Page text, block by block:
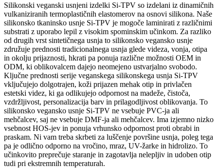
Silikonski veganski usnjeni izdelki Si-TPV so izdelani iz dinamičnih
vulkaniziranih termoplastičnih elastomerov na osnovi silikona. Naše
silikonsko tkaninsko usnje Si-TPV je mogoče laminirati z različnimi
substrati z uporabo lepil z visokim spominskim učinkom. Za razliko
od drugih vrst sintetičnega usnja to silikonsko vegansko usnje
združuje prednosti tradicionalnega usnja glede videza, vonja, otipa
in okolju prijaznosti, hkrati pa ponuja različne možnosti OEM in
ODM, ki oblikovalcem dajejo neomejeno ustvarjalno svobodo.
Ključne prednosti serije veganskega silikonskega usnja Si-TPV
vključujejo dolgotrajen, koži prijazen mehak otip in privlačen
estetski videz, ki ga odlikujejo odpornost na madeže, čistoča,
vzdržljivost, personalizacija barv in prilagodljivost oblikovanja. To
silikonsko vegansko usnje Si-TPV ne vsebuje PVC-ja ali
mehčalcev, saj ne vsebuje DMF-ja ali mehčalcev. Ima izjemno nizko
vsebnost HOS-jev in ponuja vrhunsko odpornost proti obrabi in
praskam. Ni vam treba skrbeti za luščenje površine usnja, poleg tega
pa je odlično odporno na vročino, mraz, UV-žarke in hidrolizo. To
učinkovito preprečuje staranje in zagotavlja nelepljiv in udoben otip
tudi pri ekstremnih temperaturah.